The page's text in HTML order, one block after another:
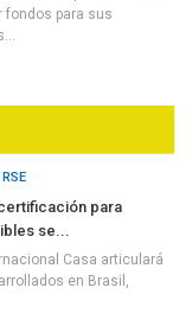
fondos para sus
para
se...
Casa articulará
en Brasil,